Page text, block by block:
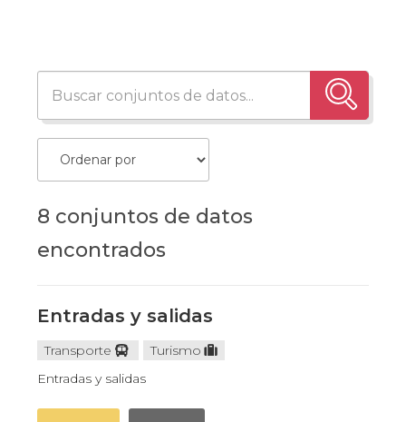
8 conjuntos de datos
encontrados
Entradas y salidas
Transporte
Turismo
Entradas y salidas